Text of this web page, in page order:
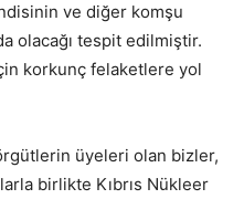
ve diğer komşu
olacağı tespit edilmiştir.
korkunç felaketlere yol
üyeleri olan bizler,
birlikte Kıbrıs Nükleer